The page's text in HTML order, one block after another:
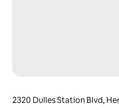
2320 Dulles Station Blvd,